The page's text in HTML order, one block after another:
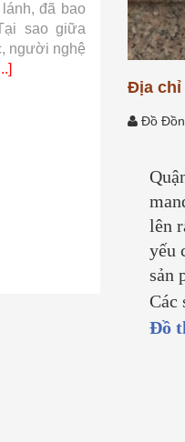
đã bao
sao giữa
người nghệ
sắc lại
so với
những
Địa chỉ
Đồ
lên
yếu
sản
Các
Đồ